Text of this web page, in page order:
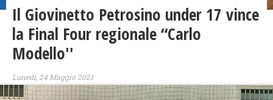
Il Giovinetto Petrosino under 17 vince
la Final Four regionale “Carlo
Modello''
Lunedì, 24 Maggio 2021